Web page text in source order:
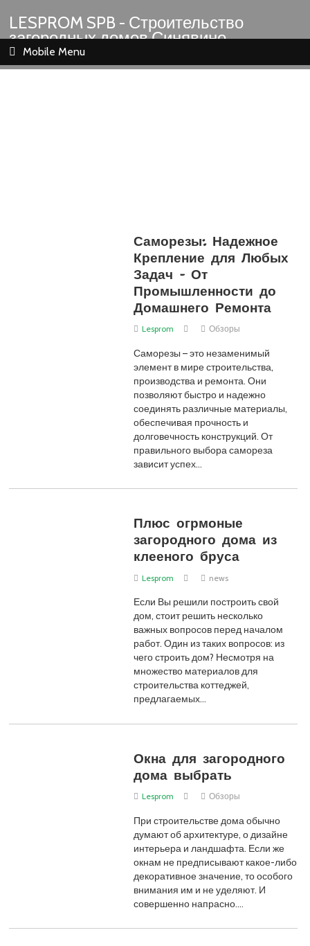
LESPROM SPB - Строительство
загородных домов Синявино
Шлиссельбург Кировск Назия
Mobile Menu
Саморезы: Надежное
Крепление для Любых
Задач – От
Промышленности до
Домашнего Ремонта
Lesprom Обзоры
Саморезы – это незаменимый
элемент в мире строительства,
производства и ремонта. Они
позволяют быстро и надежно
соединять различные материалы,
обеспечивая прочность и
долговечность конструкций. От
правильного выбора самореза
зависит успех…
Плюс огрмоные
загородного дома из
клееного бруса
Lesprom news
Если Вы решили построить свой
дом, стоит решить несколько
важных вопросов перед началом
работ. Один из таких вопросов: из
чего строить дом? Несмотря на
множество материалов для
строительства коттеджей,
предлагаемых…
Окна для загородного
дома выбрать
Lesprom Обзоры
При строительстве дома обычно
думают об архитектуре, о дизайне
интерьера и ландшафта. Если же
окнам не предписывают какое-либо
декоративное значение, то особого
внимания им и не уделяют. И
совершенно напрасно.…